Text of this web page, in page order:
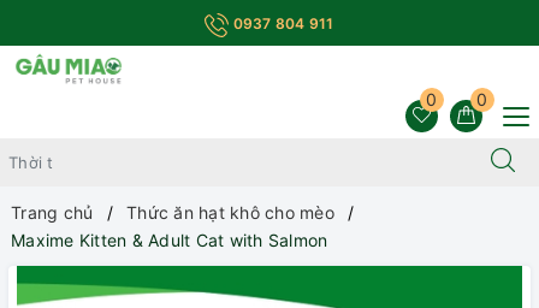
0937 804 911
0
0
Trang chủ
Thức ăn hạt khô cho mèo
Maxime Kitten & Adult Cat with Salmon